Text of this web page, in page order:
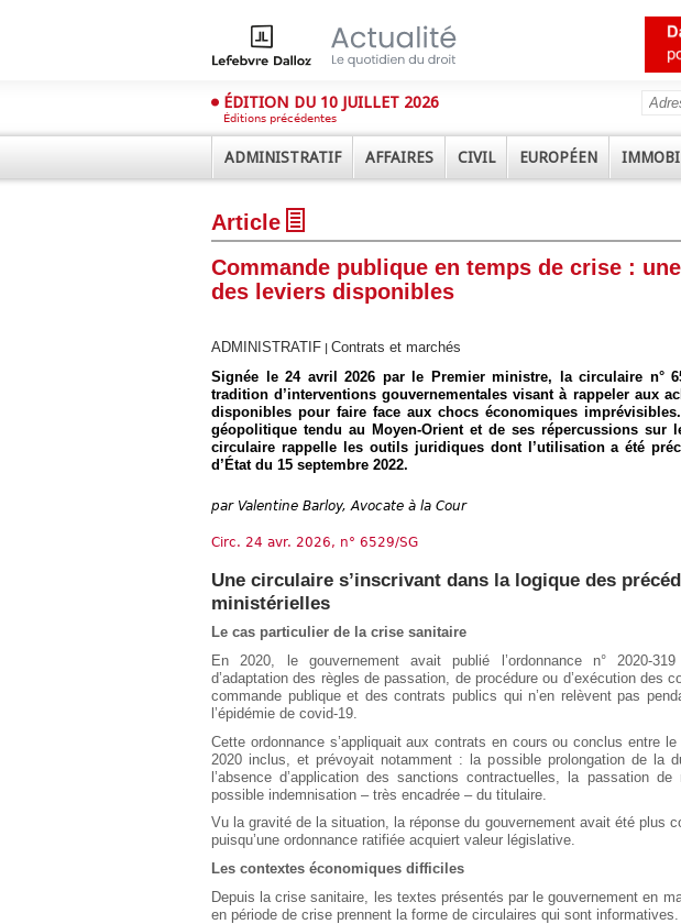
ÉDITION DU 10 JUILLET 2026
Éditions précédentes
ADMINISTRATIF AFFAIRES CIVIL EUROPÉEN
Article
Commande publique en temps de crise :
des leviers disponibles
ADMINISTRATIF Contrats et marchés
Signée le 24 avril 2026 par le Premier ministre, la circulaire n°
tradition d’interventions gouvernementales visant à rappeler aux
disponibles pour faire face aux chocs économiques
géopolitique tendu au Moyen-Orient et de ses répercussions sur
circulaire rappelle les outils juridiques dont l’utilisation a été
d’État du 15 septembre 2022.
par Valentine Barloy, Avocate à la Cour
Circ. 24 avr. 2026, n° 6529/SG
Une circulaire s’inscrivant dans la logique des
ministérielles
Le cas particulier de la crise sanitaire
En 2020, le gouvernement avait publié l’ordonnance n° 2020-
d’adaptation des règles de passation, de procédure ou d’exécution des
commande publique et des contrats publics qui n’en relèvent pas
l’épidémie de covid-19.
Cette ordonnance s’appliquait aux contrats en cours ou conclus entre
2020 inclus, et prévoyait notamment : la possible prolongation de la
l’absence d’application des sanctions contractuelles, la passation
possible indemnisation – très encadrée – du titulaire.
Vu la gravité de la situation, la réponse du gouvernement avait été plus
puisqu’une ordonnance ratifiée acquiert valeur législative.
Les contextes économiques difficiles
Depuis la crise sanitaire, les textes présentés par le gouvernement en
en période de crise prennent la forme de circulaires qui sont informatives.